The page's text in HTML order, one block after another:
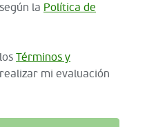
la Política de
Términos y
mi evaluación